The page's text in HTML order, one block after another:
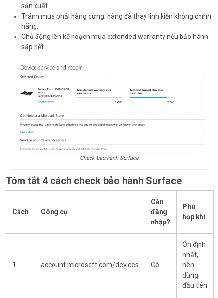
sản xuất.
Tránh mua phải hàng dựng, hàng đã thay linh kiện không chính
hãng.
Chủ động lên kế hoạch mua extended warranty nếu bảo hành
sắp hết.
Check bảo hành Surface
Tóm tắt 4 cách check bảo hành Surface
Cách Công cụ
Cần
đăng
nhập?
Phù
hợp khi
1 account.microsoft.com/devices Có
Ổn định
nhất,
nên
dùng
đầu tiên